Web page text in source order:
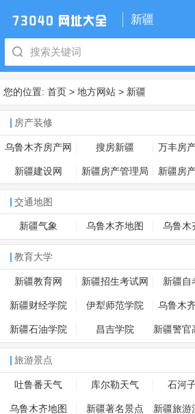
新疆
您的位置: 首页 > 地方网站 > 新疆
房产装修
乌鲁木齐房产网 搜房新疆 万丰房
新疆建设网 新疆房产管理局 新疆房
交通地图
新疆气象 乌鲁木齐地图 乌鲁木
教育大学
新疆教育网 新疆招生考试网 新疆自
新疆财经学院 伊犁师范学院 乌鲁木
新疆石油学院 昌吉学院 新疆警官
旅游景点
吐鲁番天气 库尔勒天气 石河
乌鲁木齐地图 新疆著名景点 新疆旅游